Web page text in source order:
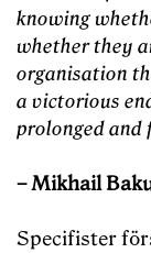
knowing
whether they
organisation
a victorious
prolonged and
– Mikhail
Specifister